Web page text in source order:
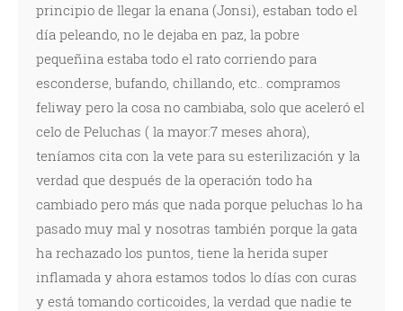
principio de llegar la enana (Jonsi), estaban todo el
día peleando, no le dejaba en paz, la pobre
pequeñina estaba todo el rato corriendo para
esconderse, bufando, chillando, etc.. compramos
feliway pero la cosa no cambiaba, solo que aceleró el
celo de Peluchas ( la mayor:7 meses ahora),
teníamos cita con la vete para su esterilización y la
verdad que después de la operación todo ha
cambiado pero más que nada porque peluchas lo ha
pasado muy mal y nosotras también porque la gata
ha rechazado los puntos, tiene la herida super
inflamada y ahora estamos todos lo días con curas
y está tomando corticoides, la verdad que nadie te